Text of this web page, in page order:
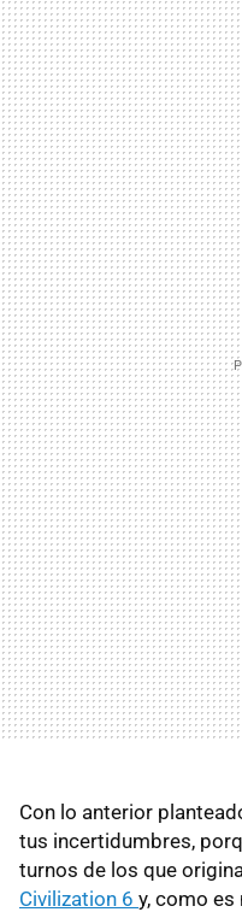
Con lo anterior
tus incertidumbres,
turnos de los que
Civilization 6 y, como es